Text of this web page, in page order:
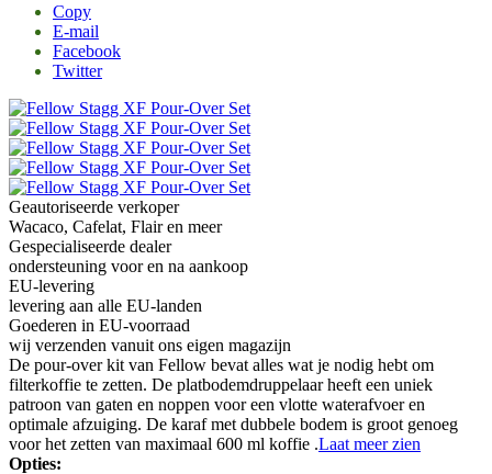
Copy
E-mail
Facebook
Twitter
Geautoriseerde verkoper
Wacaco, Cafelat, Flair en meer
Gespecialiseerde dealer
ondersteuning voor en na aankoop
EU-levering
levering aan alle EU-landen
Goederen in EU-voorraad
wij verzenden vanuit ons eigen magazijn
De pour-over kit van Fellow bevat alles wat je nodig hebt om
filterkoffie te zetten. De platbodemdruppelaar heeft een uniek
patroon van gaten en noppen voor een vlotte waterafvoer en
optimale afzuiging. De karaf met dubbele bodem is groot genoeg
voor het zetten van maximaal 600 ml koffie .Laat meer zien
Opties: